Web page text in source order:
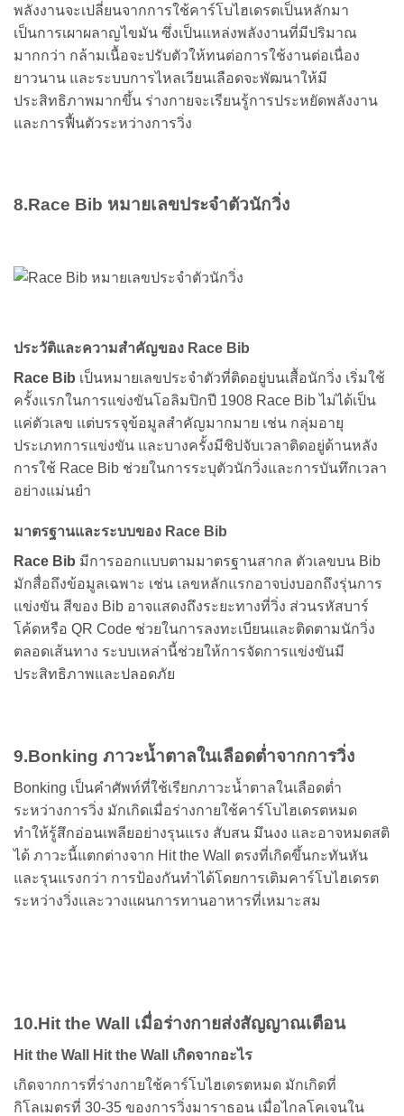
พลังงานจะเปลี่ยนจากการใช้คาร์โบไฮเดรตเป็นหลักมา
เป็นการเผาผลาญไขมัน ซึ่งเป็นแหล่งพลังงานที่มีปริมาณ
มากกว่า กล้ามเนื้อจะปรับตัวให้ทนต่อการใช้งานต่อเนื่อง
ยาวนาน และระบบการไหลเวียนเลือดจะพัฒนาให้มี
ประสิทธิภาพมากขึ้น ร่างกายจะเรียนรู้การประหยัดพลังงาน
และการฟื้นตัวระหว่างการวิ่ง
8.Race Bib หมายเลขประจำตัวนักวิ่ง
ประวัติและความสำคัญของ Race Bib
Race Bib เป็นหมายเลขประจำตัวที่ติดอยู่บนเสื้อนักวิ่ง เริ่มใช้
ครั้งแรกในการแข่งขันโอลิมปิกปี 1908 Race Bib ไม่ได้เป็น
แค่ตัวเลข แต่บรรจุข้อมูลสำคัญมากมาย เช่น กลุ่มอายุ
ประเภทการแข่งขัน และบางครั้งมีชิปจับเวลาติดอยู่ด้านหลัง
การใช้ Race Bib ช่วยในการระบุตัวนักวิ่งและการบันทึกเวลา
อย่างแม่นยำ
มาตรฐานและระบบของ Race Bib
Race Bib มีการออกแบบตามมาตรฐานสากล ตัวเลขบน Bib
มักสื่อถึงข้อมูลเฉพาะ เช่น เลขหลักแรกอาจบ่งบอกถึงรุ่นการ
แข่งขัน สีของ Bib อาจแสดงถึงระยะทางที่วิ่ง ส่วนรหัสบาร์
โค้ดหรือ QR Code ช่วยในการลงทะเบียนและติดตามนักวิ่ง
ตลอดเส้นทาง ระบบเหล่านี้ช่วยให้การจัดการแข่งขันมี
ประสิทธิภาพและปลอดภัย
9.Bonking ภาวะน้ำตาลในเลือดต่ำจากการวิ่ง
Bonking เป็นคำศัพท์ที่ใช้เรียกภาวะน้ำตาลในเลือดต่ำ
ระหว่างการวิ่ง มักเกิดเมื่อร่างกายใช้คาร์โบไฮเดรตหมด
ทำให้รู้สึกอ่อนเพลียอย่างรุนแรง สับสน มึนงง และอาจหมดสติ
ได้ ภาวะนี้แตกต่างจาก Hit the Wall ตรงที่เกิดขึ้นกะทันหัน
และรุนแรงกว่า การป้องกันทำได้โดยการเติมคาร์โบไฮเดรต
ระหว่างวิ่งและวางแผนการทานอาหารที่เหมาะสม
10.Hit the Wall เมื่อร่างกายส่งสัญญาณเตือน
Hit the Wall Hit the Wall เกิดจากอะไร
เกิดจากการที่ร่างกายใช้คาร์โบไฮเดรตหมด มักเกิดที่
กิโลเมตรที่ 30-35 ของการวิ่งมาราธอน เมื่อไกลโคเจนใน